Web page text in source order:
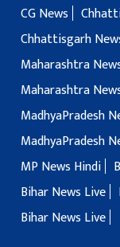
CG News
Chhattisgarh
Maharashtra
Maharashtra
MadhyaPradesh
MadhyaPradesh
MP News Hindi
Bihar News Live
Bihar News Live